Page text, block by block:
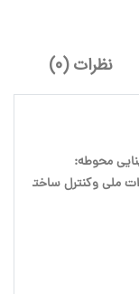
نظرات (0)
محوطه:
ملی وکنترل ساختمان